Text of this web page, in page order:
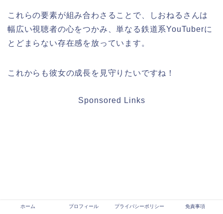
これらの要素が組み合わさることで、しおねるさんは
幅広い視聴者の心をつかみ、単なる鉄道系YouTuberに
とどまらない存在感を放っています。
これからも彼女の成長を見守りたいですね！
Sponsored Links
ホーム プロフィール プライバシーポリシー 免責事項